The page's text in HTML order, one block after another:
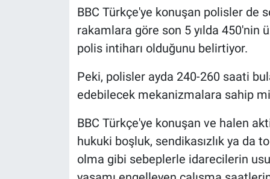
BBC Türkçe'ye konuşan polisler de
rakamlara göre son 5 yılda 450'nin
polis intiharı olduğunu belirtiyor.
Peki, polisler ayda 240-260 saati
edebilecek mekanizmalara sahip
BBC Türkçe'ye konuşan ve halen
hukuki boşluk, sendikasızlık ya da
olma gibi sebeplerle idarecilerin